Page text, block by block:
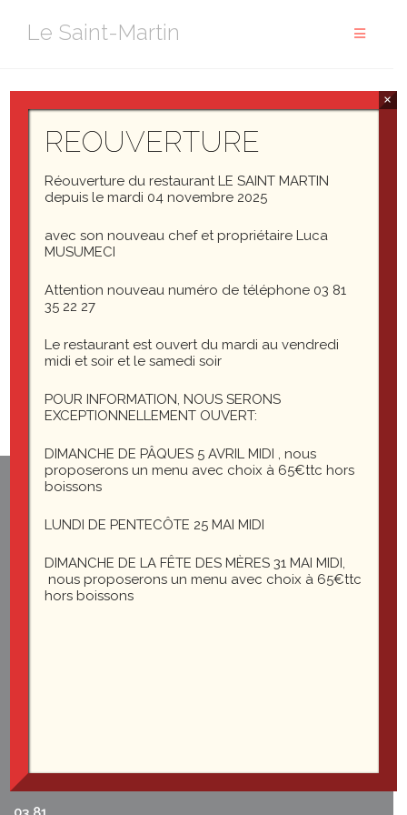
Le Saint-Martin
Only one thing is impossible for God: To find
any sense in any copyright law on the planet.
Mark Twain
Post Format: Link
1 rue du général Leclerc
25200 Montbéliard
le-saint-martin@orange.fr
REOUVERTURE
Réouverture du restaurant LE SAINT MARTIN
depuis le mardi 04 novembre 2025
avec son nouveau chef et propriétaire Luca
MUSUMECI
Attention nouveau numéro de téléphone 03 81
35 22 27
Le restaurant est ouvert du mardi au vendredi
midi et soir et le samedi soir
POUR INFORMATION, NOUS SERONS
EXCEPTIONNELLEMENT OUVERT:
DIMANCHE DE PÂQUES 5 AVRIL MIDI , nous
proposerons un menu avec choix à 65€ttc hors
boissons
LUNDI DE PENTECÔTE 25 MAI MIDI
DIMANCHE DE LA FÊTE DES MÈRES 31 MAI MIDI,
nous proposerons un menu avec choix à 65€ttc
hors boissons
×